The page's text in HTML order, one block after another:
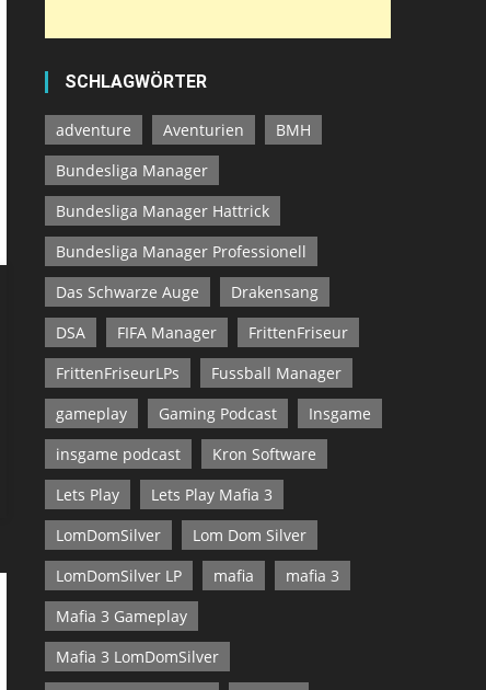
SCHLAGWÖRTER
adventure Aventurien
BMH
Bundesliga Manager
Bundesliga Manager Hattrick
Bundesliga Manager Professionell
Das Schwarze Auge
Drakensang
DSA
FIFA Manager
FrittenFriseur
FrittenFriseurLPs
Fussball Manager
gameplay
Gaming Podcast
Insgame
insgame podcast
Kron Software
Lets Play
Lets Play Mafia 3
LomDomSilver
Lom Dom Silver
LomDomSilver LP
mafia
mafia 3
Mafia 3 Gameplay
Mafia 3 LomDomSilver